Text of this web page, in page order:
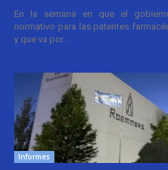
En la semana en que el
normativo para las patentes
y que va por...
Informes